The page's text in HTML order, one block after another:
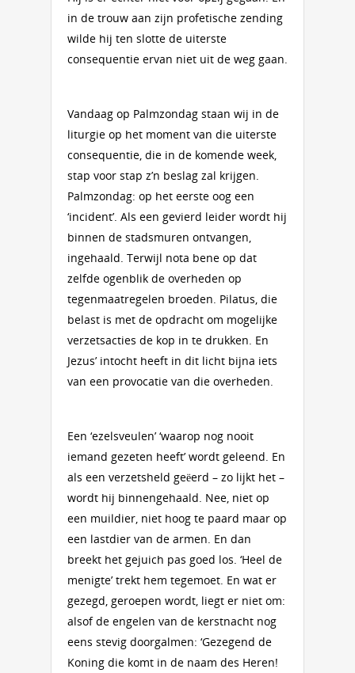
in de trouw aan zijn profetische zending
wilde hij ten slotte de uiterste
consequentie ervan niet uit de weg gaan.
Vandaag op Palmzondag staan wij in de
liturgie op het moment van die uiterste
consequentie, die in de komende week,
stap voor stap z’n beslag zal krijgen.
Palmzondag: op het eerste oog een
‘incident’. Als een gevierd leider wordt hij
binnen de stadsmuren ontvangen,
ingehaald. Terwijl nota bene op dat
zelfde ogenblik de overheden op
tegenmaatregelen broeden. Pilatus, die
belast is met de opdracht om mogelijke
verzetsacties de kop in te drukken. En
Jezus’ intocht heeft in dit licht bijna iets
van een provocatie van die overheden.
Een ‘ezelsveulen’ ‘waarop nog nooit
iemand gezeten heeft’ wordt geleend. En
als een verzetsheld geëerd – zo lijkt het –
wordt hij binnengehaald. Nee, niet op
een muildier, niet hoog te paard maar op
een lastdier van de armen. En dan
breekt het gejuich pas goed los. ‘Heel de
menigte’ trekt hem tegemoet. En wat er
gezegd, geroepen wordt, liegt er niet om:
alsof de engelen van de kerstnacht nog
eens stevig doorgalmen: ‘Gezegend de
Koning die komt in de naam des Heren!